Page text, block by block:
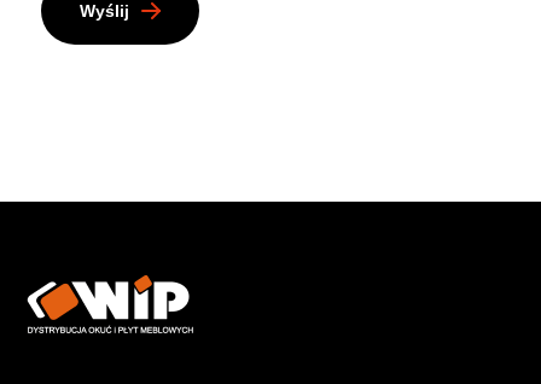
Wyślij